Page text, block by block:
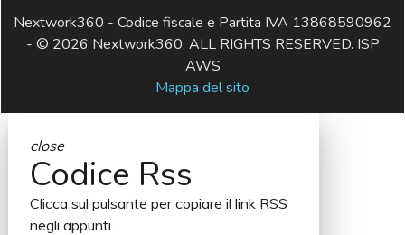
Nextwork360 - Codice fiscale e Partita IVA 13868590962
- © 2026 Nextwork360. ALL RIGHTS RESERVED. ISP
AWS
Mappa del sito
close
Codice Rss
Clicca sul pulsante per copiare il link RSS
negli appunti.